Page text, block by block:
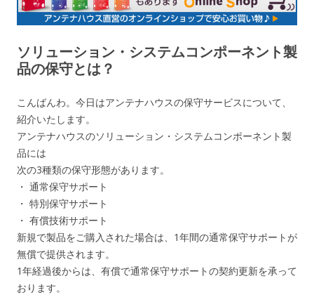
ソリューション・システムコンポーネント製
品の保守とは？
こんばんわ。今日はアンテナハウスの保守サービスについて、
紹介いたします。
アンテナハウスのソリューション・システムコンポーネント製
品には
次の3種類の保守形態があります。
・ 通常保守サポート
・ 特別保守サポート
・ 有償技術サポート
新規で製品をご購入された場合は、1年間の通常保守サポートが
無償で提供されます。
1年経過後からは、有償で通常保守サポートの契約更新を承って
おります。